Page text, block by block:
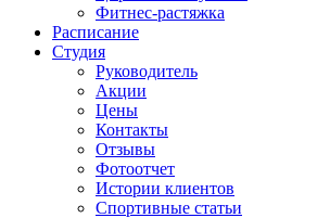
Фитнес-растяжка
Расписание
Студия
Руководитель
Акции
Цены
Контакты
Отзывы
Фотоотчет
Истории клиентов
Спортивные статьи